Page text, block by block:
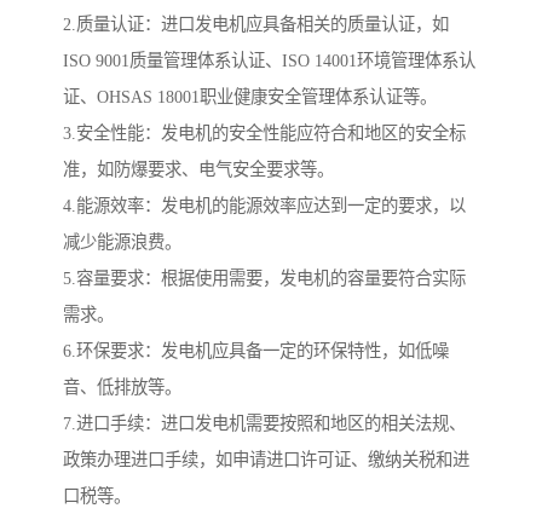
2.质量认证：进口发电机应具备相关的质量认证，如
ISO 9001质量管理体系认证、ISO 14001环境管理体系认
证、OHSAS 18001职业健康安全管理体系认证等。
3.安全性能：发电机的安全性能应符合和地区的安全标
准，如防爆要求、电气安全要求等。
4.能源效率：发电机的能源效率应达到一定的要求，以
减少能源浪费。
5.容量要求：根据使用需要，发电机的容量要符合实际
需求。
6.环保要求：发电机应具备一定的环保特性，如低噪
音、低排放等。
7.进口手续：进口发电机需要按照和地区的相关法规、
政策办理进口手续，如申请进口许可证、缴纳关税和进
口税等。